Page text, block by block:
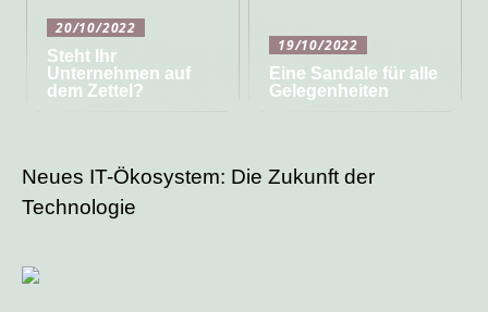
20/10/2022
Steht Ihr
Unternehmen auf
dem Zettel?
19/10/2022
Eine Sandale für alle
Gelegenheiten
Neues IT-Ökosystem: Die Zukunft der
Technologie